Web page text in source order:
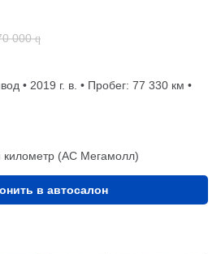
000 q
• 2019 г. в. • Пробег: 77 330 км •
километр (АС Мегамолл)
в автосалон